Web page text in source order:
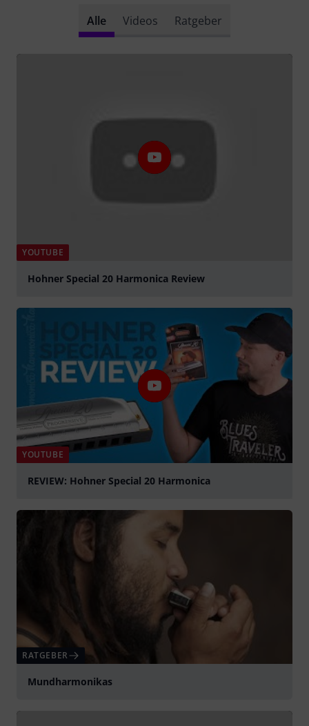
Alle Videos Ratgeber
YOUTUBE
Hohner Special 20 Harmonica Review
YOUTUBE
REVIEW: Hohner Special 20 Harmonica
RATGEBER
Mundharmonikas